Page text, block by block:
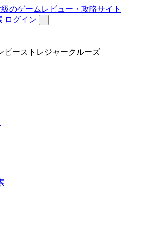
ログイン
ピーストレジャークルーズ